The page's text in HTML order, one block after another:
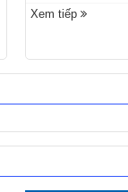
Xem tiếp